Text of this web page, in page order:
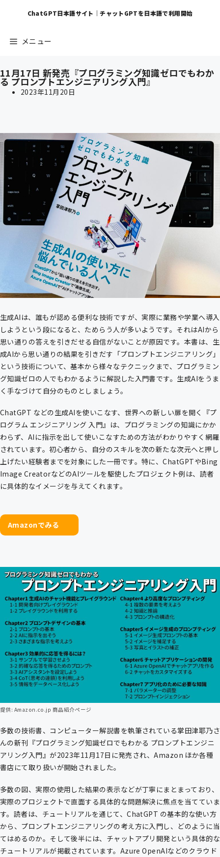
ChatGPT日本語サイト｜チャットGPTを日本語で利用開始
メニュー
11月17日 新発売『プログラミング知識ゼロでもわか
る プロンプトエンジニアリング入門』
2023年11月20日
生成AIは、誰もが認める便利な技術ですが、実際に業務や学業へ導入
しようという段になると、ためらう人が多いようです。それはAIから
思い通りの答えを引きだせる自信がないことが原因です。本書は、生
成AIから思い通りの結果を引きだす「プロンプトエンジニアリング」
という技術について、基本から様々なテクニックまで、プログラミン
グ知識ゼロの人でもわかるように解説した入門書です。生成AIをうま
く手なづけて自分のものとしましょう。
ChatGPT などの生成AIを使いこなす、世界への新しい扉を開く『プ
ログラム エンジニアリング 入門』は、プログラミングの知識にかか
わらず、AIに指示を出して使いこなすための方法がわかりやすく網羅
されています。初心者から、自分のスキルを次の新たな次元へと押し
上げたい経験者までを対象にした一冊です。特に、ChatGPTやBing
Image CreatorなどのAIツールを駆使したプロジェクト例は、読者
に具体的なイメージを与えてくれます。
Amazonでみる
提供: Amazon.co.jp 商品紹介ページ
多数の技術書、コンピューター解説書を執筆されている掌田津耶乃さ
んの新刊『プログラミング知識ゼロでもわかる プロンプトエンジニ
アリング入門』が2023年11月17日に発売され、Amazon ほか各種
書店にて取り扱いが開始されました。
多数の図、実際の使用した結果の表示などが丁寧にまとまっており、
実際のプロジェクトで直面する具体的な問題解決に焦点を当てていま
す。読者は、チュートリアルを通じて、ChatGPT の基本的な使い方
から、プロンプトエンジニアリングの考え方に入門し、どのように当
てはめるのか。そして後半には、チャットアプリ開発という具体的な
チュートリアルが掲載されています。Azure OpenAIなどのクラウド